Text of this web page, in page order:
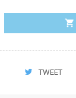
shopping_cart
TWEET